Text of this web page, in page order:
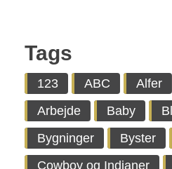
Tags
123 ABC Alfer
Arbejde
Baby
Bygninger
Byster
Cowboy og Indianer